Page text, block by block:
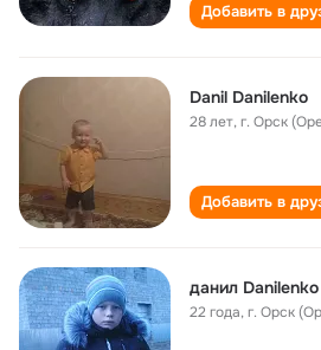
Добавить в
Danil Danilenko
28 лет,г. Орск
Добавить в
данил Danilenko
22 года,г. Орск